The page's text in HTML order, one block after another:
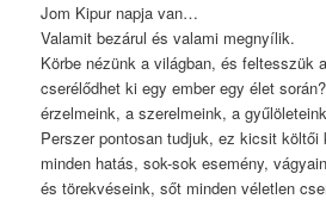
Jom Kipur napja van…
Valamit bezárul és valami megnyílik.
Körbe nézünk a világban, és feltesszük
cserélődhet ki egy ember egy élet
érzelmeink, a szerelmeink, a
Perszer pontosan tudjuk, ez kicsit költői
minden hatás, sok-sok esemény,
és törekvéseink, sőt minden véletlen